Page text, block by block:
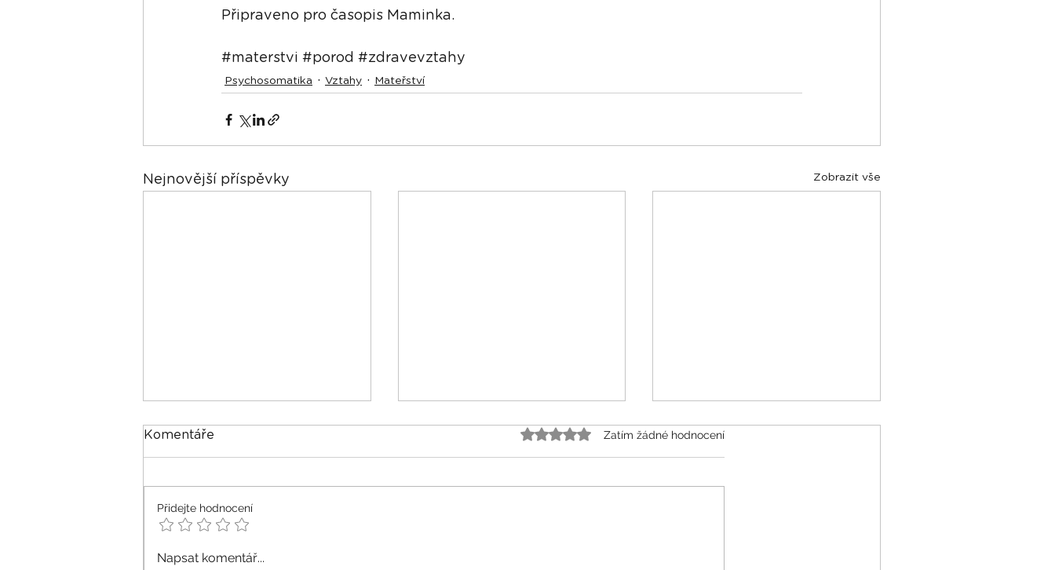
Připraveno pro časopis Maminka.
#materstvi #porod #zdravevztahy
Psychosomatika Vztahy Mateřství
Nejnovější příspěvky Zobrazit vše
Podcast | Co si neseme z
Komentáře Hodnoceno 0 z 5 hvězdiček.
Zatím žádné hodnocení
Přidejte hodnocení
Napsat komentář...